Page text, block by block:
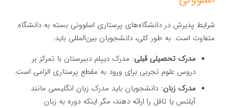
شرایط پذیرش در دانشگاه‌های پرستاری اسلوونی بسته به دانشگاه
متفاوت است. به طور کلی، دانشجویان بین‌المللی باید:
مدرک تحصیلی قبلی: مدرک دیپلم دبیرستان با تمرکز بر
دروس علوم تجربی برای ورود به مقطع پرستاری الزامی است.
مدرک زبان: دانشجویان باید مدرک زبان انگلیسی مانند
آیلتس یا تافل را ارائه دهند، مگر اینکه دوره به زبان